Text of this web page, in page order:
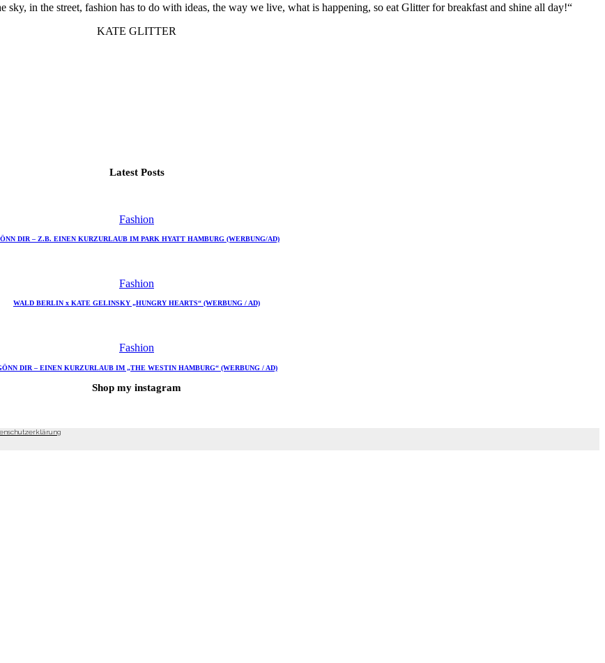
sky, in the street, fashion has to do with ideas, the way we live, what is happening, so eat Glitter for breakfast and shine all day!“
KATE GLITTER
Latest Posts
Fashion
DIR – Z.B. EINEN KURZURLAUB IM PARK HYATT HAMBURG (WERBUNG/AD)
Fashion
WALD BERLIN x KATE GELINSKY „HUNGRY HEARTS“ (WERBUNG / AD)
Fashion
DIR – EINEN KURZURLAUB IM „THE WESTIN HAMBURG“ (WERBUNG / AD)
Shop my instagram